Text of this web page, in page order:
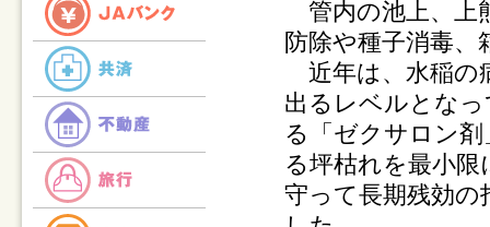
管内の池上、上
防除や種子消毒
近年は、水稲の
出るレベルとな
る「ゼクサロン
る坪枯れを最小
守って長期残効の